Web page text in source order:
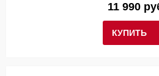
КУПИТЬ
11 990